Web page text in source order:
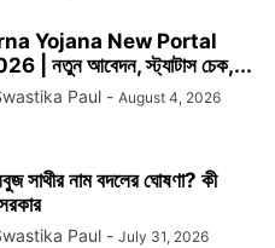
Yojana New Portal
| নতুন আবেদন, স্ট্যাটাস চেক,...
Paul - August 4, 2026
সাথীর নাম বদলের ঘোষণা? কী
Paul - July 31, 2026